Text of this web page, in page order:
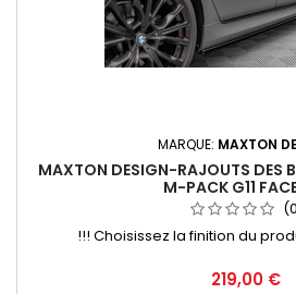
MARQUE: MAXTON
MAXTON DESIGN-RAJOUTS DES
M-PACK G11
!!! Choisissez la finition du
Prix
219,00 €